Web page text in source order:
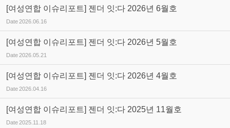
[여성연합 이슈리포트] 젠더 잇:다 2026년 6월호
Date2026.06.16
[여성연합 이슈리포트] 젠더 잇:다 2026년 5월호
Date2026.05.21
[여성연합 이슈리포트] 젠더 잇:다 2026년 4월호
Date2026.04.16
[여성연합 이슈리포트] 젠더 잇:다 2025년 11월호
Date2025.11.18